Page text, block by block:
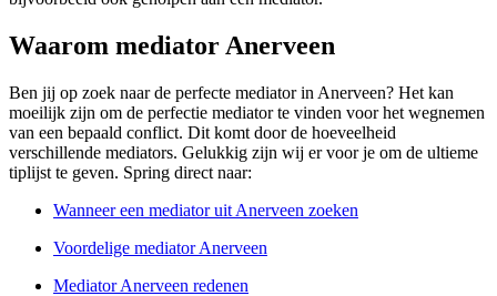
Waarom mediator Anerveen
Ben jij op zoek naar de perfecte mediator in Anerveen? Het kan
moeilijk zijn om de perfectie mediator te vinden voor het wegnemen
van een bepaald conflict. Dit komt door de hoeveelheid
verschillende mediators. Gelukkig zijn wij er voor je om de ultieme
tiplijst te geven. Spring direct naar:
Wanneer een mediator uit Anerveen zoeken
Voordelige mediator Anerveen
Mediator Anerveen redenen